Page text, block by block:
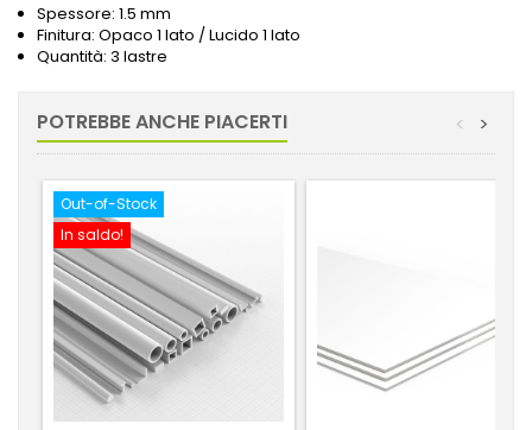
Spessore: 1.5 mm
Finitura: Opaco 1 lato / Lucido 1 lato
Quantità: 3 lastre
POTREBBE ANCHE PIACERTI >
<
Out-of-Stock
In saldo!